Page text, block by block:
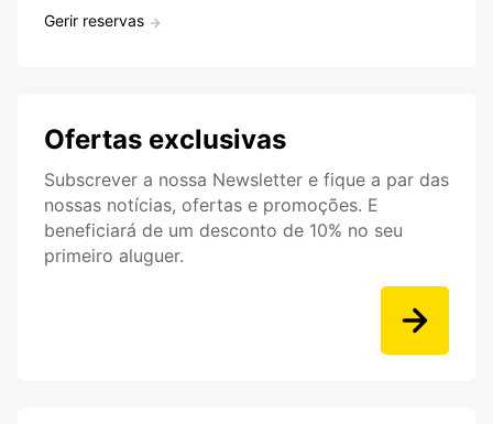
Gerir reservas
Ofertas exclusivas
Subscrever a nossa Newsletter e fique a par das
nossas notícias, ofertas e promoções. E
beneficiará de um desconto de 10% no seu
primeiro aluguer.